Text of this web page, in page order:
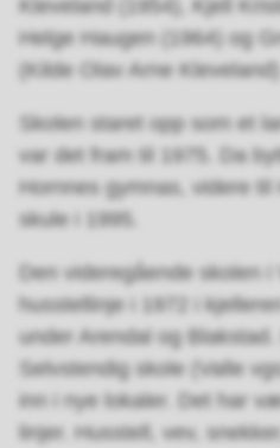
Kleveland (1954), Kjell
Helge Haugen (1964) og
(Kilde Olav Arne Kleveland)
Skolen staret opp som et
var det fram til 1975. Da
Hornnes gymnas, videre
skule i 1995.
Den videregående skolen
husstellinje i 1972 i
under Arendal og
Selvstendig skole (Valle
inn i nye lokaler. Det har
linjer. Husstell, vev,